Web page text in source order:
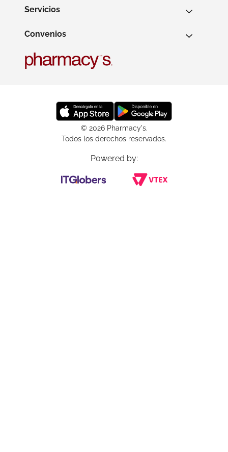
Servicios
Convenios
© 2026 Pharmacy's.
Todos los derechos reservados.
Powered by: